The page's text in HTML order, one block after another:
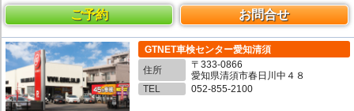
ご予約 お問合せ
GTNET車検センター愛知清須
住所
〒333-0866
愛知県清須市春日川中４８
TEL
052-855-2100